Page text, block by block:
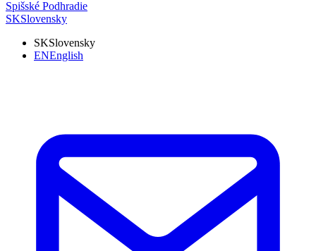
Spišské Podhradie
SKSlovensky
SKSlovensky
ENEnglish